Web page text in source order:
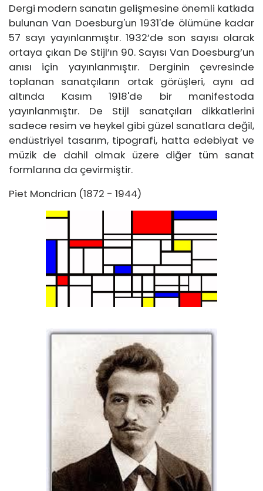
Dergi modern sanatın gelişmesine önemli katkıda
bulunan Van Doesburg'un 1931'de ölümüne kadar
57 sayı yayınlanmıştır. 1932’de son sayısı olarak
ortaya çıkan De Stijl’ın 90. Sayısı Van Doesburg’un
anısı için yayınlanmıştır. Derginin çevresinde
toplanan sanatçıların ortak görüşleri, aynı ad
altında Kasım 1918'de bir manifestoda
yayınlanmıştır. De Stijl sanatçıları dikkatlerini
sadece resim ve heykel gibi güzel sanatlara değil,
endüstriyel tasarım, tipografi, hatta edebiyat ve
müzik de dahil olmak üzere diğer tüm sanat
formlarına da çevirmiştir.
Piet Mondrian (1872 - 1944)